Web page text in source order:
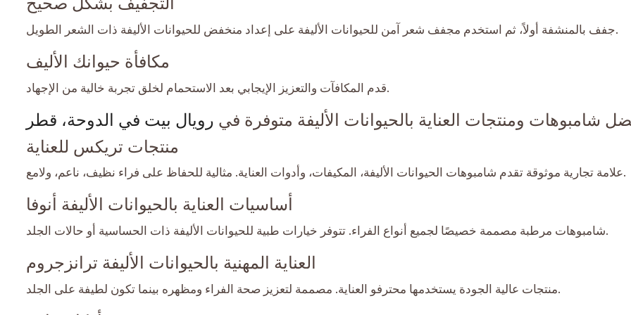
جفف بالمنشفة أولاً، ثم استخدم مجفف شعر آمن للحيوانات الأليفة على إعداد منخفض للحيوانات الأليفة ذات الشعر الطويل.
مكافأة حيوانك الأليف
قدم المكافآت والتعزيز الإيجابي بعد الاستحمام لخلق تجربة خالية من الإجهاد.
شامبوهات ومنتجات العناية بالحيوانات الأليفة متوفرة في رويال بيت في الدوحة، قطر
منتجات تريكس للعناية
علامة تجارية موثوقة تقدم شامبوهات الحيوانات الأليفة، المكيفات، وأدوات العناية. مثالية للحفاظ على فراء نظيف، ناعم، ولامع.
أساسيات العناية بالحيوانات الأليفة أنوفا
شامبوهات مرطبة مصممة خصيصًا لجميع أنواع الفراء. تتوفر خيارات طبية للحيوانات الأليفة ذات الحساسية أو حالات الجلد.
العناية المهنية بالحيوانات الأليفة ترانزجروم
منتجات عالية الجودة يستخدمها محترفو العناية. مصممة لتعزيز صحة الفراء ومظهره بينما تكون لطيفة على الجلد.